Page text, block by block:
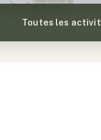
Toutes les